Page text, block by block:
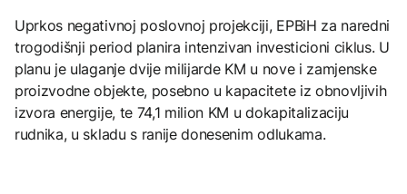
Uprkos negativnoj poslovnoj projekciji, EPBiH za naredni
trogodišnji period planira intenzivan investicioni ciklus. U
planu je ulaganje dvije milijarde KM u nove i zamjenske
proizvodne objekte, posebno u kapacitete iz obnovljivih
izvora energije, te 74,1 milion KM u dokapitalizaciju
rudnika, u skladu s ranije donesenim odlukama.